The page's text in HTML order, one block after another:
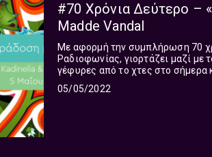
#70 Χρόνια Δεύτερο –
Madde Vandal
Με αφορμή την συμπλήρωση 70
Ραδιοφωνίας, γιορτάζει μαζί με
γέφυρες από το χτες στο σήμερα
05/05/2022